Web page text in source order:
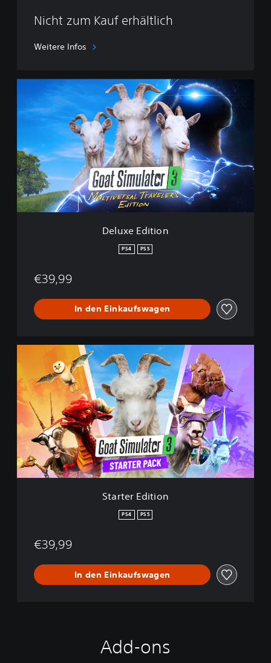
Nicht zum Kauf erhältlich
Weitere Infos
E
d
i
t
i
o
Deluxe Edition
PS4 PS5
€39,99
In den Einkaufswagen
t
r
t
d
t
i
Starter Edition
PS4 PS5
€39,99
In den Einkaufswagen
Add-ons